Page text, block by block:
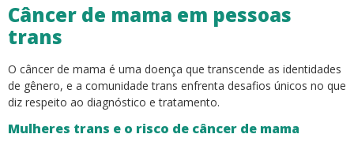
Câncer de mama em pessoas
trans
O câncer de mama é uma doença que transcende as identidades
de gênero, e a comunidade trans enfrenta desafios únicos no que
diz respeito ao diagnóstico e tratamento.
Mulheres trans e o risco de câncer de mama